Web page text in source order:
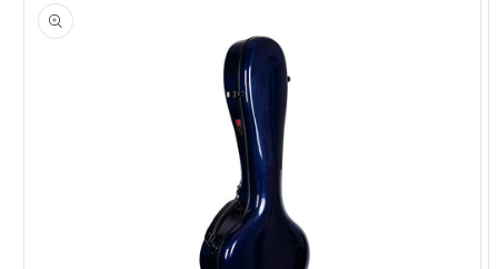
información